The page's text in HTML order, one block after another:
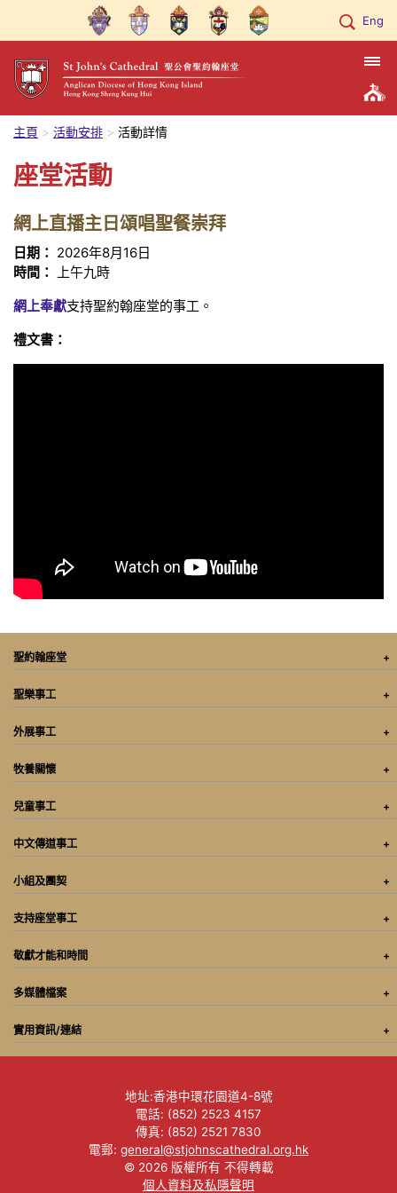
Eng
主頁 活動安排 活動詳情
座堂活動
網上直播主日頌唱聖餐崇拜
日期： 2026年8月16日
時間： 上午九時
網上奉獻支持聖約翰座堂的事工。
禮文書：
聖約翰座堂
聖樂事工
外展事工
牧養關懷
兒童事工
中文傳道事工
小組及團契
支持座堂事工
敬獻才能和時間
多媒體檔案
實用資訊/連結
地址:香港中環花園道4-8號
電話: (852) 2523 4157
傳真: (852) 2521 7830
電郵: general@stjohnscathedral.org.hk
© 2026 版權所有 不得轉載
個人資料及私隱聲明